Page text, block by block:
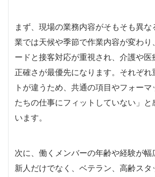
まず、現場の業務内容がそもそも異な
業では天候や季節で作業内容が変わり
ードと接客対応が重視され、介護や医
正確さが最優先になります。それぞれ
トが違うため、共通の項目やフォー
たちの仕事にフィットしていない」と
います。
次に、働くメンバーの年齢や経験が幅
新人だけでなく、ベテラン、高齢スタ